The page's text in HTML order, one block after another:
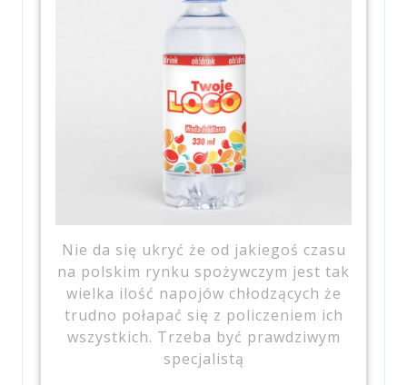
Nie da się ukryć że od jakiegoś czasu
na polskim rynku spożywczym jest tak
wielka ilość napojów chłodzących że
trudno połapać się z policzeniem ich
wszystkich. Trzeba być prawdziwym
specjalistą